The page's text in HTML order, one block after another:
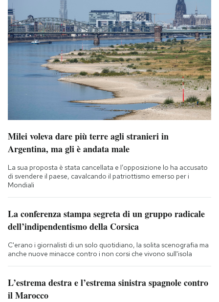
Milei voleva dare più terre agli stranieri in
Argentina, ma gli è andata male
La sua proposta è stata cancellata e l’opposizione lo ha accusato
di svendere il paese, cavalcando il patriottismo emerso per i
Mondiali
La conferenza stampa segreta di un gruppo radicale
dell’indipendentismo della Corsica
C'erano i giornalisti di un solo quotidiano, la solita scenografia ma
anche nuove minacce contro i non corsi che vivono sull'isola
L’estrema destra e l’estrema sinistra spagnole contro
il Marocco